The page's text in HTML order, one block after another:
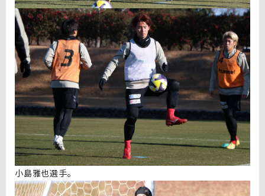
小島雅也選手。